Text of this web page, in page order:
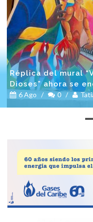
Réplica del mural
Dioses” ahora se
6 Ago / 0 /